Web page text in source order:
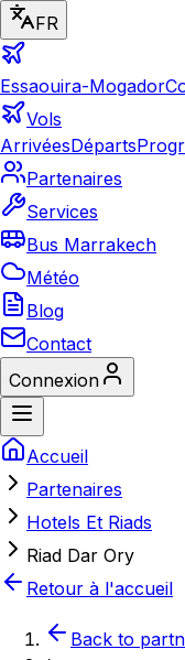
FR
Essaouira-Mogador
Vols
ArrivéesDéparts
Partenaires
Services
Bus Marrakech
Météo
Blog
Contact
Connexion
Accueil
Partenaires
Hotels Et Riads
Riad Dar Ory
Retour à l'accueil
Back to